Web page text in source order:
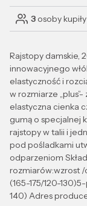
3 osoby kupiły
Rajstopy damskie,
innowacyjnego
elastyczność i
w rozmiarze
elastyczna cienka
gumą o specjalnej
rajstopy w talii i
pod pośladkami
odparzeniom
rozmiarów:wzrost /
(165-175/120-
140) Adres